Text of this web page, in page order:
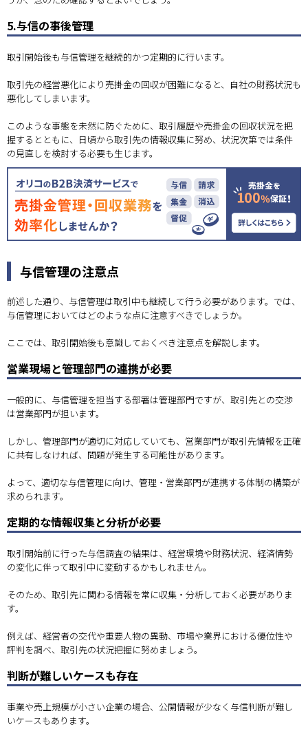
5.与信の事後管理
取引開始後も与信管理を継続的かつ定期的に行います。
取引先の経営悪化により売掛金の回収が困難になると、自社の財務状況も
悪化してしまいます。
このような事態を未然に防ぐために、取引履歴や売掛金の回収状況を把
握するとともに、日頃から取引先の情報収集に努め、状況次第では条件
の見直しを検討する必要も生じます。
与信管理の注意点
前述した通り、与信管理は取引中も継続して行う必要があります。では、
与信管理においてはどのような点に注意すべきでしょうか。
ここでは、取引開始後も意識しておくべき注意点を解説します。
営業現場と管理部門の連携が必要
一般的に、与信管理を担当する部署は管理部門ですが、取引先との交渉
は営業部門が担います。
しかし、管理部門が適切に対応していても、営業部門が取引先情報を正確
に共有しなければ、問題が発生する可能性があります。
よって、適切な与信管理に向け、管理・営業部門が連携する体制の構築が
求められます。
定期的な情報収集と分析が必要
取引開始前に行った与信調査の結果は、経営環境や財務状況、経済情勢
の変化に伴って取引中に変動するかもしれません。
そのため、取引先に関わる情報を常に収集・分析しておく必要がありま
す。
例えば、経営者の交代や重要人物の異動、市場や業界における優位性や
評判を調べ、取引先の状況把握に努めましょう。
判断が難しいケースも存在
事業や売上規模が小さい企業の場合、公開情報が少なく与信判断が難し
いケースもあります。